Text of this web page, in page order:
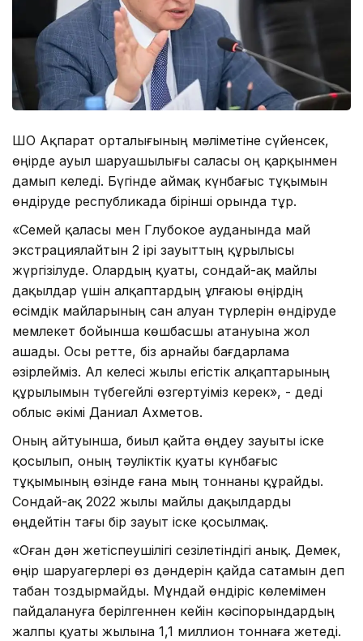
ШҚО Ақпарат орталығының мәліметіне сүйенсек,
өңірде ауыл шаруашылығы саласы оң қарқынмен
дамып келеді. Бүгінде аймақ күнбағыс тұқымын
өндіруде республикада бірінші орында тұр.
«Семей қаласы мен Глубокое ауданында май
экстрациялайтын 2 ірі зауыттың құрылысы
жүргізілуде. Олардың қуаты, сондай-ақ майлы
дақылдар үшін алқаптардың ұлғаюы өңірдің
өсімдік майларының сан алуан түрлерін өндіруде
мемлекет бойынша көшбасшы атануына жол
ашады. Осы ретте, біз арнайы бағдарлама
әзірлейміз. Ал келесі жылы егістік алқаптарының
құрылымын түбегейлі өзгертуіміз керек», - деді
облыс әкімі Даниал Ахметов.
Оның айтуынша, биыл қайта өңдеу зауыты іске
қосылып, оның тәуліктік қуаты күнбағыс
тұқымының өзінде ғана мың тоннаны құрайды.
Сондай-ақ 2022 жылы майлы дақылдарды
өңдейтін тағы бір зауыт іске қосылмақ.
«Оған дән жетіспеушілігі сезілетіндігі анық. Демек,
өңір шаруагерлері өз дәндерін қайда сатамын деп
табан тоздырмайды. Мұндай өндіріс көлемімен
пайдалануға берілгеннен кейін кәсіпорындардың
жалпы қуаты жылына 1,1 миллион тоннаға жетеді.